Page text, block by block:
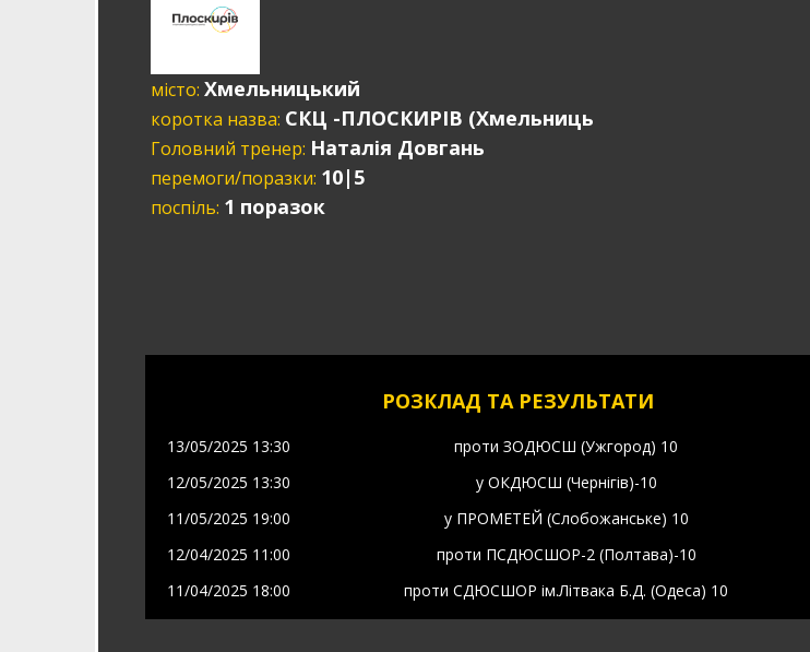
місто: Хмельницький
коротка назва: СКЦ -ПЛОСКИРІВ (Хмельниць
Головний тренер: Наталія Довгань
перемоги/поразки: 10|5
поспіль: 1 поразок
РОЗКЛАД ТА РЕЗУЛЬТАТИ
13/05/2025 13:30 проти ЗОДЮСШ (Ужгород) 10
12/05/2025 13:30
у ОКДЮСШ (Чернігів)-10
11/05/2025 19:00
у ПРОМЕТЕЙ (Слобожанське) 10
12/04/2025 11:00
проти ПСДЮСШОР-2 (Полтава)-10
11/04/2025 18:00
проти СДЮСШОР ім.Літвака Б.Д. (Одеса) 10